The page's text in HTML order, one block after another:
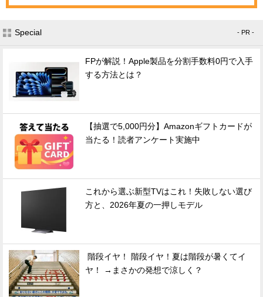
Special - PR -
FPが解説！Apple製品を分割手数料0円で入手
する方法とは？
【抽選で5,000円分】Amazonギフトカードが
当たる！読者アンケート実施中
これから選ぶ新型TVはこれ！失敗しない選び
方と、2026年夏の一押しモデル
階段イヤ！ 階段イヤ！夏は階段が暑くてイ
ヤ！ →まさかの発想で涼しく？